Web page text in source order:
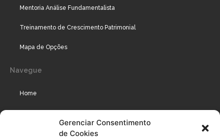
Gerenciar Consentimento
de Cookies
Mentoria Análise Fundamentalista
Treinamento de Crescimento Patrimonial
Mapa de Opções
Navegue
Home